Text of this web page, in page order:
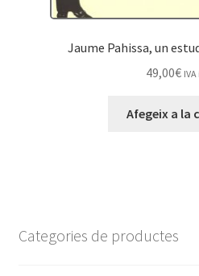
Jaume Pahissa, un
49,00€
Afegeix a la
Categories de productes